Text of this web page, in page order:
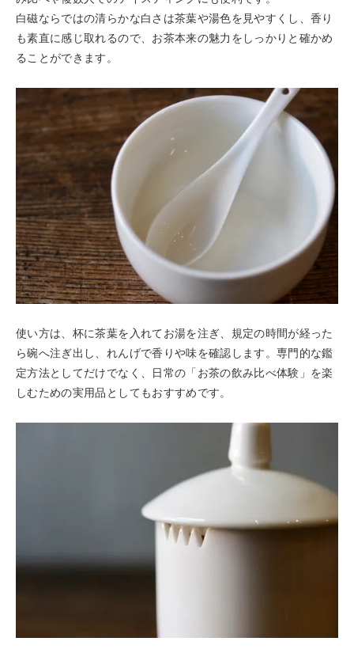
白磁ならではの清らかな白さは茶葉や湯色を見やすくし、香り
も素直に感じ取れるので、お茶本来の魅力をしっかりと確かめ
ることができます。
使い方は、杯に茶葉を入れてお湯を注ぎ、規定の時間が経った
ら碗へ注ぎ出し、れんげで香りや味を確認します。専門的な鑑
定方法としてだけでなく、日常の「お茶の飲み比べ体験」を楽
しむための実用品としてもおすすめです。